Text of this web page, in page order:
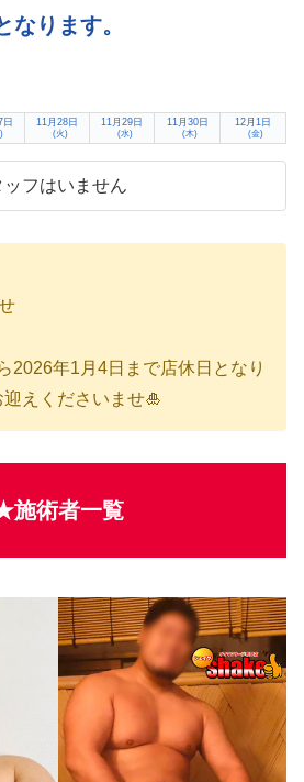
なります。
日 11月28日
(火)
11月29日
(水)
11月30日
(木)
12月1日
(金)
フはいません
2026年1月4日まで店休日となり
えくださいませ🎍
施術者一覧